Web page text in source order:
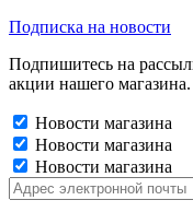
Подписка на новости
Подпишитесь на
акции нашего магазина.
Новости магазина
Новости магазина
Новости магазина